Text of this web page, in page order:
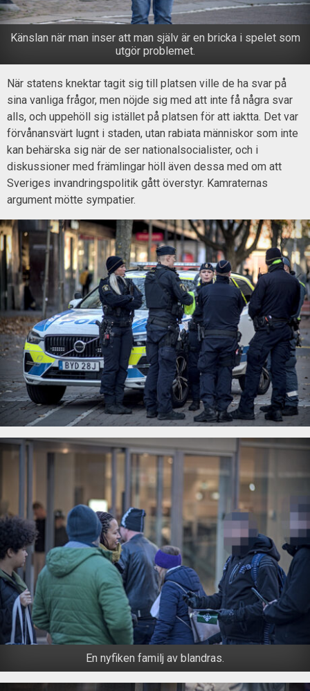
Känslan när man inser att man själv är en bricka i spelet som
utgör problemet.
När statens knektar tagit sig till platsen ville de ha svar på
sina vanliga frågor, men nöjde sig med att inte få några svar
alls, och uppehöll sig istället på platsen för att iaktta. Det var
förvånansvärt lugnt i staden, utan rabiata människor som inte
kan behärska sig när de ser nationalsocialister, och i
diskussioner med främlingar höll även dessa med om att
Sveriges invandringspolitik gått överstyr. Kamraternas
argument mötte sympatier.
En nyfiken familj av blandras.